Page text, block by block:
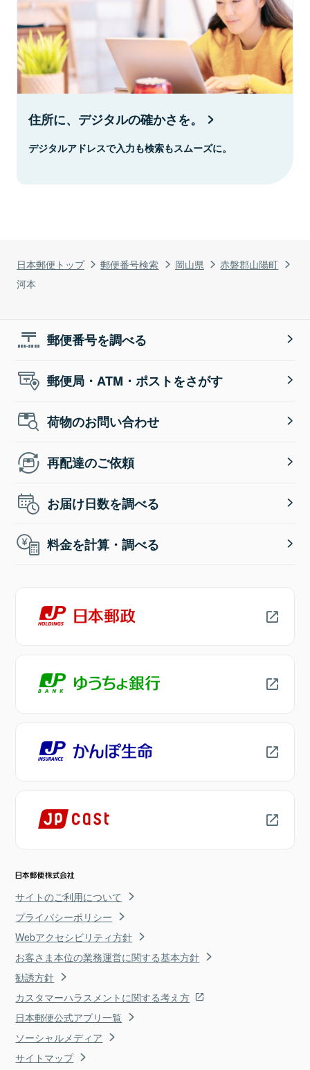
日本郵便トップ 郵便番号検索 岡山県
赤磐郡山陽町
河本
住所に、デジタルの確かさを。
デジタルアドレスで入力も検索もスムーズに。
郵便番号を調べる
郵便局・ATM・ポストをさがす
荷物のお問い合わせ
再配達のご依頼
お届け日数を調べる
料金を計算・調べる
サイトのご利用について
プライバシーポリシー
Webアクセシビリティ方針
お客さま本位の業務運営に関する基本方針
勧誘方針
カスタマーハラスメントに関する考え方
日本郵便公式アプリ一覧
ソーシャルメディア
サイトマップ